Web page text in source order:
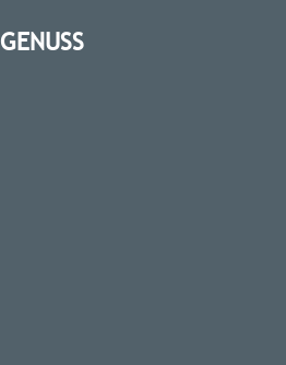
GENUSS